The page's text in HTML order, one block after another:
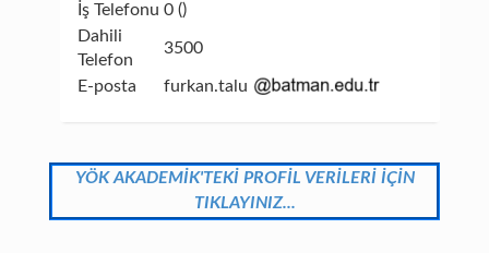
İş Telefonu 0 ()
Dahili
Telefon
3500
E-posta furkan.talu
YÖK AKADEMİK'TEKİ PROFİL VERİLERİ İÇİN
TIKLAYINIZ...